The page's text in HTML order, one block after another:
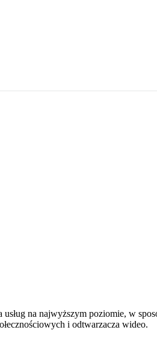
na najwyższym poziomie, w
i odtwarzacza wideo.